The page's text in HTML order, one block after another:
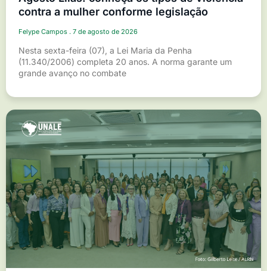
contra a mulher conforme legislação
Felype Campos 7 de agosto de 2026
Nesta sexta-feira (07), a Lei Maria da Penha
(11.340/2006) completa 20 anos. A norma garante um
grande avanço no combate